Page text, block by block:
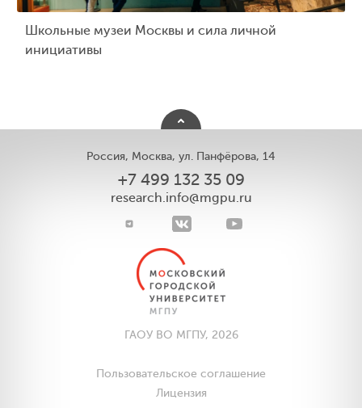
Школьные музеи Москвы и сила личной
инициативы
Россия, Москва, ул. Панфёрова, 14
+7 499 132 35 09
research.info@mgpu.ru
ГАОУ ВО МГПУ, 2026
Пользовательское соглашение
Лицензия